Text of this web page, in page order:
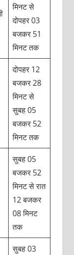
मिनट से
दोपहर 03
बजकर 51
मिनट तक
दोपहर 12
बजकर 28
मिनट से
सुबह 05
बजकर 52
मिनट तक
सुबह 05
बजकर 52
मिनट से रात
12 बजकर
08 मिनट
तक
सुबह 03